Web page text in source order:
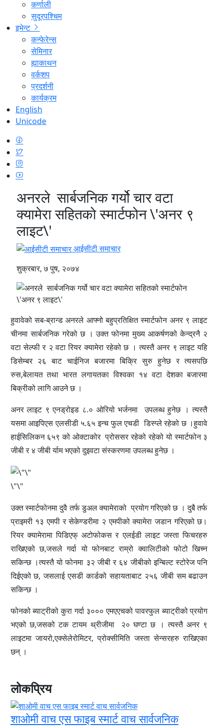
कर्णाली
सुदूरपश्चिम
इभेन्ट
कन्फेरेन्स
सेमिनार
ह्याकाथन
वर्कशप
प्रदर्शनी
कार्यक्रम
English
Unicode
अनरले सार्बजनिक गर्यो चार वटा
क्यामेरा सहितको स्मार्टफोन \'अनर ९
लाइट\'
आईसीटी समाचार
शुक्रबार, ७ पुष, २०७४
हुवावेको सब-ब्रान्ड अनरले आफ्नो बहुप्रतिक्षित स्मार्टफोन अनर ९ लाइट
चीनमा सार्बजनिक गरेको छ । उक्त फोनमा मुख्य आकर्षणको केन्द्रनै २
वटा सेल्फी र २ वटा रियर क्यामेरा रहेको छ । त्यस्तै अनर ९ लाइट यहि
डिसेम्बर २६ बाट चाईनिज बजारमा बिक्रि सुरु हुनेछ र त्यसपछि
रुस,बेलायत तथा भारत लगायतका विश्वका १४ वटा देशका बजारमा
बिक्रीको लागि आउने छ ।
अनर लाइट ९ एनड्रोइड ८.० ओरियो भर्जनमा उपलब्ध हुनेछ । त्यस्तै
यसमा आइपिएस एलसीडी ५.६५ इन्च फुल एचडी डिस्प्ले रहेको छ ।हुवावे
हाईसिलिकन ६५९ को ओक्टाकोर प्रोससर रहेको रहेको यो स्मार्टफोन ३
जीबी र ४ जीबी र्याम भएको दुइवटा संस्करणमा उपलब्ध हुनेछ ।
\"\"
उक्त स्मार्टफोनमा दुवै तर्फ डुअल क्यामेराको प्रयोग गरिएको छ । दुबै तर्फ
प्राइमरी १३ एमपी र सेकेण्डरीमा २ एमपीको क्यामेरा जडान गरिएको छ।
रियर क्यामेरामा पिडिएफ् अटोफोकस र एलईडी लाइट जस्ता फिचरहरु
राखिएको छ,जसले गर्दा यो फोनबाट राम्रो क्वालिटीको फोटो खिच्न
सकिन्छ ।त्यस्तै यो फोनमा ३२ जीबी र ६४ जीबीको इन्बिल्ट स्टोरेज पनि
दिईएको छ, जसलाई एसडी कार्डको सहायताबाट २५६ जीबी सम बढाउन
सकिन्छ ।
फोनको ब्याट्रीको कुरा गर्दा ३००० एमएएचको पावरफुल ब्याट्रीको प्रयोग
भएको छ,जसको टक टायम थ्रीजीमा २० घण्टा छ । त्यस्तै अनर ९
लाइटमा जायरो,एक्सेलेरोमिटर, प्रोक्सीमिति जस्ता सेन्सरहरु राखिएका
छन् ।
लोकप्रिय
शाओमी वाच एस फाइब स्मार्ट वाच सार्वजनिक